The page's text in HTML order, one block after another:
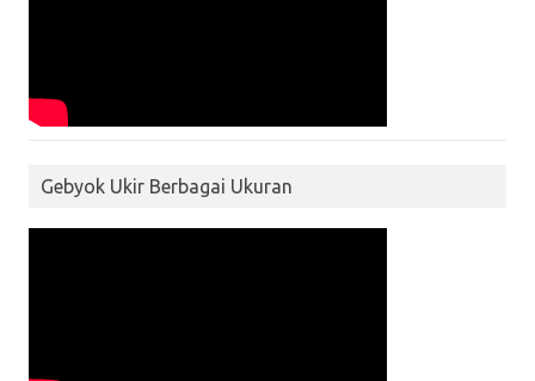
Gebyok Ukir Berbagai Ukuran